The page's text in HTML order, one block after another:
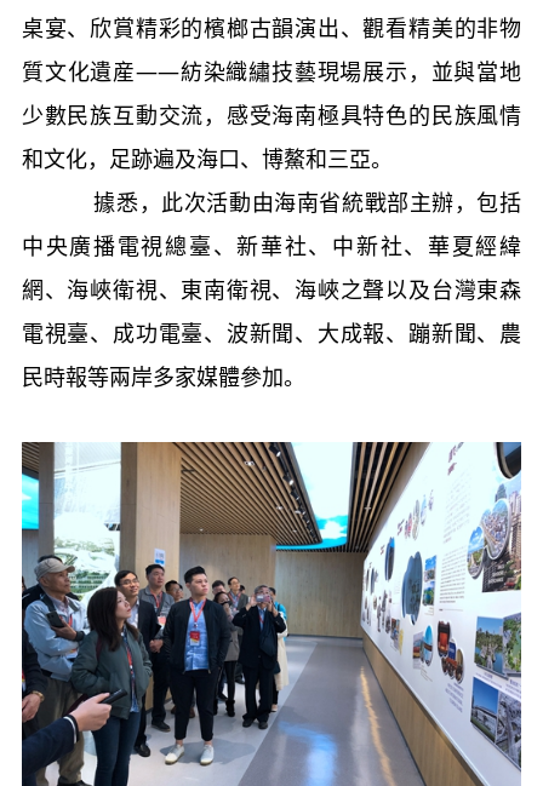
桌宴、欣賞精彩的檳榔古韻演出、觀看精美的非物
質文化遺産——紡染織繡技藝現場展示，並與當地
少數民族互動交流，感受海南極具特色的民族風情
和文化，足跡遍及海口、博鰲和三亞。
據悉，此次活動由海南省統戰部主辦，包括
中央廣播電視總臺、新華社、中新社、華夏經緯
網、海峽衛視、東南衛視、海峽之聲以及台灣東森
電視臺、成功電臺、波新聞、大成報、蹦新聞、農
民時報等兩岸多家媒體參加。